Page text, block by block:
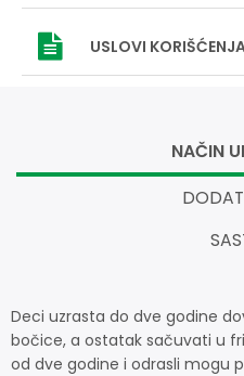
USLOVI
NAČIN
Deci uzrasta do dve godine
bočice, a ostatak sačuvati u
od dve godine i odrasli mogu